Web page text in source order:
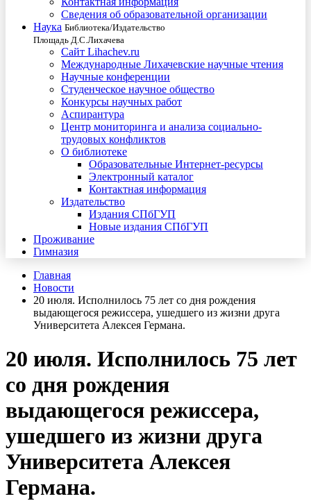
Сведения об образовательной организации
Наука Библиотека/Издательство
Площадь Д.С.Лихачева
Сайт Lihachev.ru
Международные Лихачевские научные чтения
Научные конференции
Студенческое научное общество
Конкурсы научных работ
Аспирантура
Центр мониторинга и анализа социально-
трудовых конфликтов
О библиотеке
Образовательные Интернет-ресурсы
Электронный каталог
Контактная информация
Издательство
Издания СПбГУП
Новые издания СПбГУП
Проживание
Гимназия
Главная
Новости
20 июля. Исполнилось 75 лет со дня рождения
выдающегося режиссера, ушедшего из жизни друга
Университета Алексея Германа.
20 июля. Исполнилось 75 лет
со дня рождения
выдающегося режиссера,
ушедшего из жизни друга
Университета Алексея
Германа.